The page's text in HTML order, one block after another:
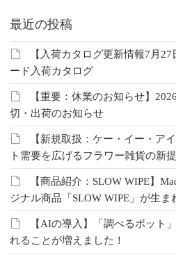
最近の投稿
【入荷カタログ更新情報7月
ード入荷カタログ
【重要：休業のお知らせ】
切・出荷のお知らせ
【新規取扱：ケー・イー・ア
ト需要を広げるフラワー雑貨の新
【商品紹介：SLOW WIPE】
ジナル商品「SLOW WIPE」が生ま
【AIの導入】「調べるボット
れることが増えました！